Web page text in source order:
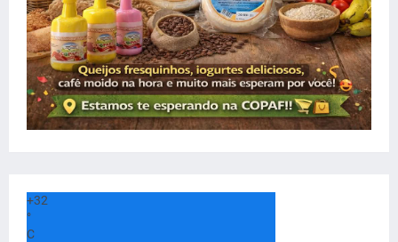
+32
°
C